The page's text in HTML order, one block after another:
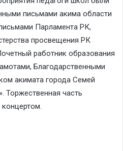
письмами акима области
Парламента РК,
просвещения РК
работник образования
Благодарственными
акимата города Семей
Торжественная часть